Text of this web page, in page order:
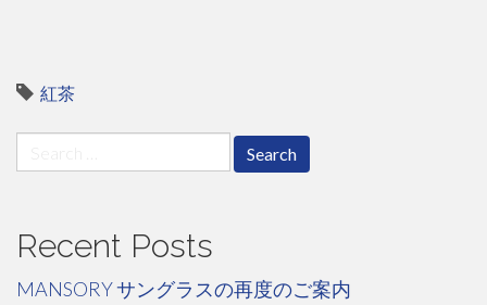
紅茶
for:
Recent Posts
MANSORY サングラスの再度のご案内